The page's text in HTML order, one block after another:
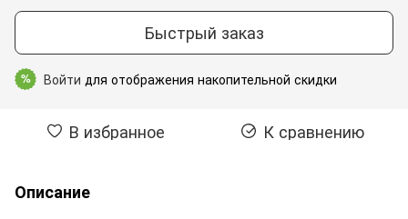
Быстрый заказ
% Войти для отображения накопительной скидки
В избранное К сравнению
Описание